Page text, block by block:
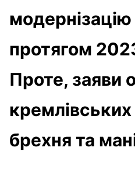
протягом
Проте, заяви
кремлівських
брехня та